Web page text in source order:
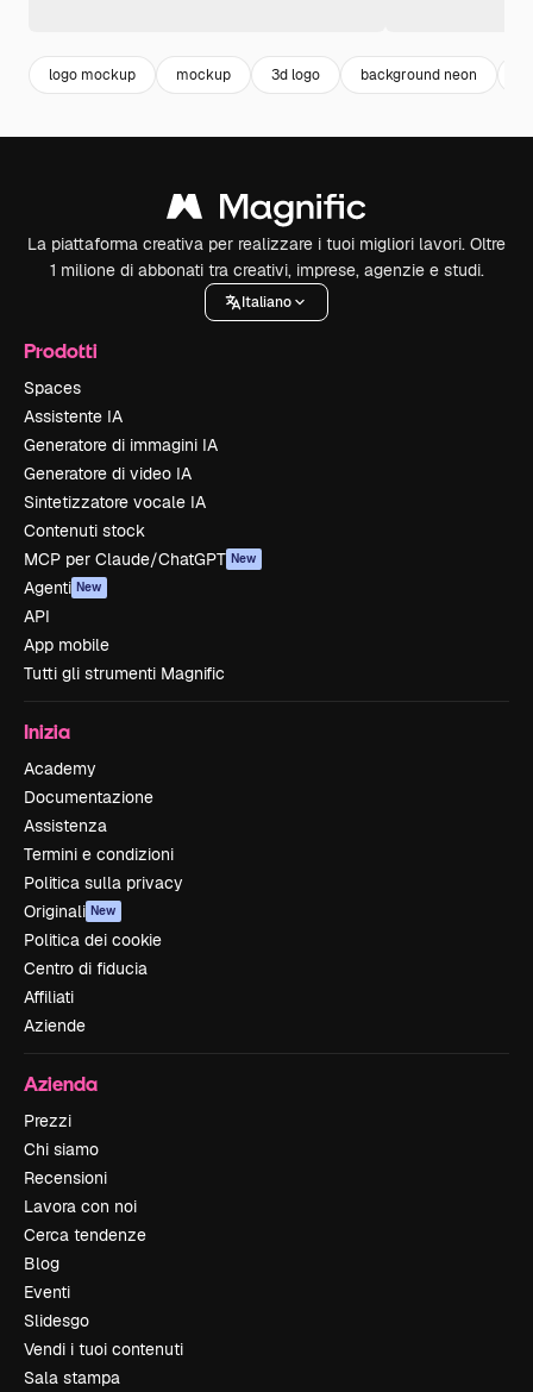
logo mockup mockup 3d logo background neon
La piattaforma creativa per realizzare i tuoi migliori lavori. Oltre
1 milione di abbonati tra creativi, imprese, agenzie e studi.
Italiano
Prodotti
Spaces
Assistente IA
Generatore di immagini IA
Generatore di video IA
Sintetizzatore vocale IA
Contenuti stock
MCP per Claude/ChatGPT New
Agenti New
API
App mobile
Tutti gli strumenti Magnific
Inizia
Academy
Documentazione
Assistenza
Termini e condizioni
Politica sulla privacy
Originali New
Politica dei cookie
Centro di fiducia
Affiliati
Aziende
Azienda
Prezzi
Chi siamo
Recensioni
Lavora con noi
Cerca tendenze
Blog
Eventi
Slidesgo
Vendi i tuoi contenuti
Sala stampa